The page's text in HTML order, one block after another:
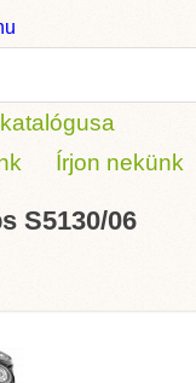
Írjon nekünk
S5130/06